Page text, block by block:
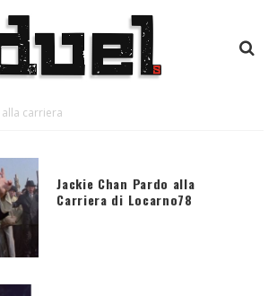
carriera
Jackie Chan Pardo alla
Carriera di Locarno78